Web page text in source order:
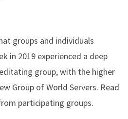
groups and individuals
in 2019 experienced a deep
group, with the higher
Group of World Servers. Read
participating groups.